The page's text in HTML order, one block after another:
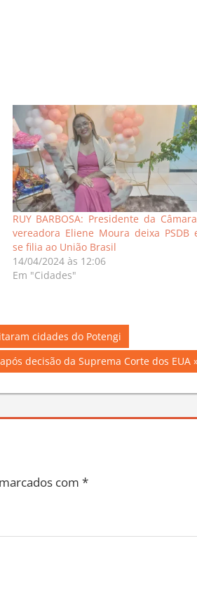
RUY BARBOSA: Presidente da
vereadora Eliene Moura deixa PSDB
se filia ao União Brasil
14/04/2024 às 12:06
Em "Cidades"
cidades do Potengi
decisão da Suprema Corte dos EUA
com *